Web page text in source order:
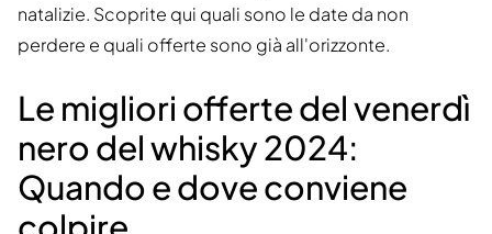
natalizie. Scoprite qui quali sono le date da non
perdere e quali offerte sono già all'orizzonte.
Le migliori offerte del venerdì
nero del whisky 2024:
Quando e dove conviene